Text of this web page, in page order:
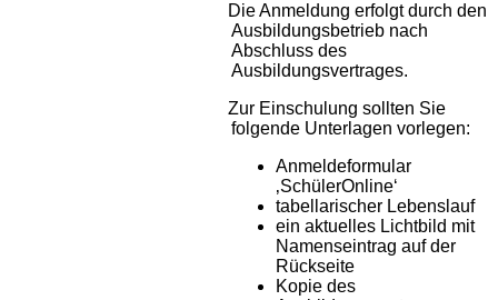
Die Anmeldung erfolgt durch den
Ausbildungsbetrieb nach
Abschluss des
Ausbildungsvertrages.
Zur Einschulung sollten Sie
folgende Unterlagen vorlegen:
Anmeldeformular
‚SchülerOnline‘
tabellarischer Lebenslauf
ein aktuelles Lichtbild mit
Namenseintrag auf der
Rückseite
Kopie des